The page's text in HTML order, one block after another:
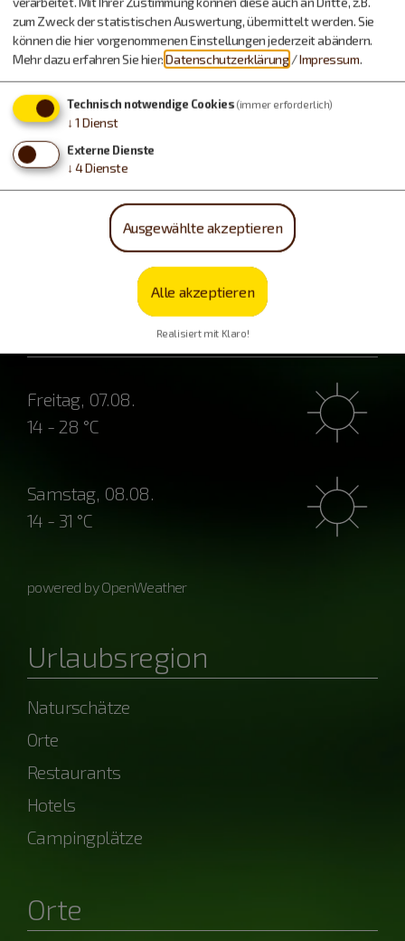
Freitag, 07.08.
14 - 28 °C
Samstag, 08.08.
14 - 31 °C
powered by OpenWeather
Urlaubsregion
Naturschätze
Orte
Restaurants
Hotels
Campingplätze
Orte
zum Zweck der statistischen Auswertung, übermittelt werden. Sie
können die hier vorgenommenen Einstellungen jederzeit abändern.
Mehr dazu erfahren Sie hier:Datenschutzerklärung /Impressum.
Technisch notwendige Cookies (immer erforderlich)
↓ 1 Dienst
Externe Dienste
↓ 4Dienste
Ausgewählte akzeptieren
Alle akzeptieren
Realisiert mit Klaro!